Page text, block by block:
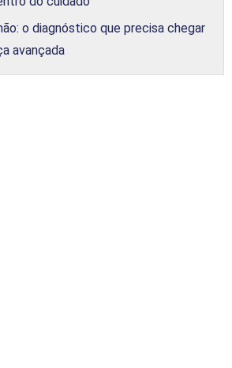
o diagnóstico que precisa chegar
avançada